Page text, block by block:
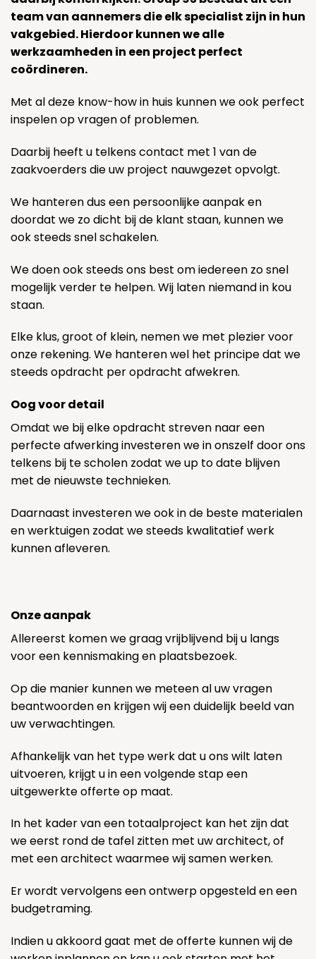
team van aannemers die elk specialist zijn in hun
vakgebied. Hierdoor kunnen we alle
werkzaamheden in een project perfect
coördineren.
Met al deze know-how in huis kunnen we ook perfect
inspelen op vragen of problemen.
Daarbij heeft u telkens contact met 1 van de
zaakvoerders die uw project nauwgezet opvolgt.
We hanteren dus een persoonlijke aanpak en
doordat we zo dicht bij de klant staan, kunnen we
ook steeds snel schakelen.
We doen ook steeds ons best om iedereen zo snel
mogelijk verder te helpen. Wij laten niemand in kou
staan.
Elke klus, groot of klein, nemen we met plezier voor
onze rekening. We hanteren wel het principe dat we
steeds opdracht per opdracht afwekren.
Oog voor detail
Omdat we bij elke opdracht streven naar een
perfecte afwerking investeren we in onszelf door ons
telkens bij te scholen zodat we up to date blijven
met de nieuwste technieken.
Daarnaast investeren we ook in de beste materialen
en werktuigen zodat we steeds kwalitatief werk
kunnen afleveren.
Onze aanpak
Allereerst komen we graag vrijblijvend bij u langs
voor een kennismaking en plaatsbezoek.
Op die manier kunnen we meteen al uw vragen
beantwoorden en krijgen wij een duidelijk beeld van
uw verwachtingen.
Afhankelijk van het type werk dat u ons wilt laten
uitvoeren, krijgt u in een volgende stap een
uitgewerkte offerte op maat.
In het kader van een totaalproject kan het zijn dat
we eerst rond de tafel zitten met uw architect, of
met een architect waarmee wij samen werken.
Er wordt vervolgens een ontwerp opgesteld en een
budgetraming.
Indien u akkoord gaat met de offerte kunnen wij de